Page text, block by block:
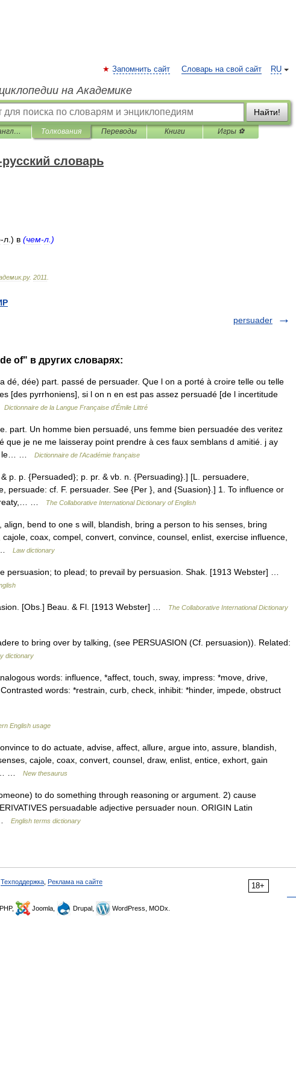
RU
Запомнить сайт Словарь на свой сайт
на Академике
Найти!
Универсальный англо-русский словарь Толкования Переводы Книги Игры ⚽
словарь
-л .) в (чем-л .)
.ру. 2011
persuader
of" в других словарях:
dé, dée) part. passé de persuader. Que l on a porté à croire telle ou telle
[des pyrrhoniens], si l on n en est pas assez persuadé [de l incertitude
Dictionnaire de la Langue Française d'Émile Littré
part. Un homme bien persuadé, uns femme bien persuadée des veritez
que je ne me laisseray point prendre à ces faux semblans d amitié. j ay
le… …
Dictionnaire de l'Académie française
p. p. {Persuaded}; p. pr. & vb. n. {Persuading}.] [L. persuadere,
persuade: cf. F. persuader. See {Per }, and {Suasion}.] 1. To influence or
…
The Collaborative International Dictionary of English
bend to one s will, blandish, bring a person to his senses, bring
coax, compel, convert, convince, counsel, enlist, exercise influence,
…
Law dictionary
persuasion; to plead; to prevail by persuasion. Shak. [1913 Webster] …
[Obs.] Beau. & Fl. [1913 Webster] …
The Collaborative International Dictionary
to bring over by talking, (see PERSUASION (Cf. persuasion)). Related:
dictionary
words: influence, *affect, touch, sway, impress: *move, drive,
words: *restrain, curb, check, inhibit: *hinder, impede, obstruct
English usage
to do actuate, advise, affect, allure, argue into, assure, blandish,
cajole, coax, convert, counsel, draw, enlist, entice, exhort, gain
…
New thesaurus
to do something through reasoning or argument. 2) cause
persuadable adjective persuader noun. ORIGIN Latin
English terms dictionary
18+
Техподдержка Реклама на сайте
Joomla, Drupal, WordPress, MODx.